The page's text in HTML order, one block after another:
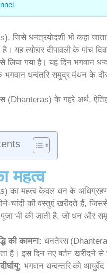
जिसे धनत्रयोदशी भी कहा
है। यह त्योहार दीपावली के
लिया गया है। यह दिन भगवान
भगवान धन्वंतरि समुद्र मंथन के
के गहरे अर्थ,
महत्व
का महत्व केवल धन के अधिग्रहण
चांदी की वस्तुएं खरीदते हैं,
भी की जाती है, जो धन और
की कामना: धनतेरस
है। इस दिन नए बर्तन खरीदने
भगवान धन्वन्तरि को